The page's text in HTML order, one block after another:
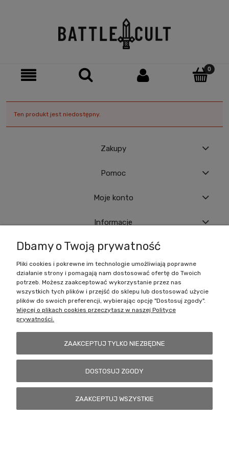
Ten produkt jest niedostępny.
Zakupy
Pomoc
Moje konto
Informacje
Battlecult | ul. Benedykta Dybowskiego 45/7, 41-208 Sosnowiec, woj.
śląskie | Email:kontakt@battlecult.plTel.: 669966242 | NIP:
6443563610 REGON: 520502331
POKAŻ PEŁNĄ WERSJĘ STRONY
Dbamy o Twoją prywatność
Pliki cookies i pokrewne im technologie umożliwiają poprawne
działanie strony i pomagają nam dostosować ofertę do Twoich
potrzeb. Możesz zaakceptować wykorzystanie przez nas
wszystkich tych plików i przejść do sklepu lub dostosować użycie
plików do swoich preferencji, wybierając opcję "Dostosuj zgody".
Więcej o plikach cookies przeczytasz w naszej Polityce
prywatności.
ZAAKCEPTUJ TYLKO NIEZBĘDNE
DOSTOSUJ ZGODY
ZAAKCEPTUJ WSZYSTKIE